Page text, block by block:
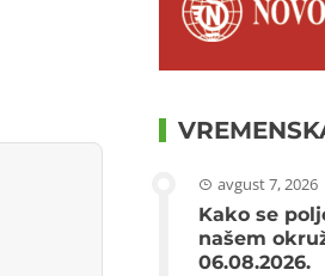
avgust 7, 2026
Kako se
našem
06.08.2026.